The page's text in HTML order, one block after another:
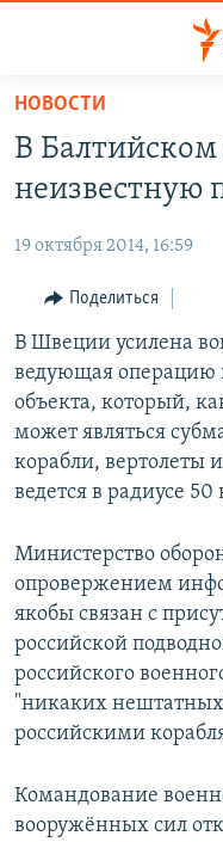
Вернуться
основному
содержанию
навигации
Вернутся
поиску
УЗБЕКИСТАН
ТАДЖИКИСТАН
ВОЙНА В УКРАИНЕ
НА ДРУГИХ ЯЗЫКАХ
ҚАЗАҚША
КЫРГЫЗЧА
ЎЗБЕКЧА
ТОҶИКӢ
TÜRKMENÇE
Все сайты РСЕ/РС
НОВОСТИ
В
неизвестную
19 октября 2014, 16:59
Поделиться
В Швеции усилена
ведующая операцию
объекта, который,
может являться
корабли, вертолеты
ведется в радиусе
Министерство
опровержением
якобы связан с
российской
российского
"никаких
российскими
Командование
вооружённых сил